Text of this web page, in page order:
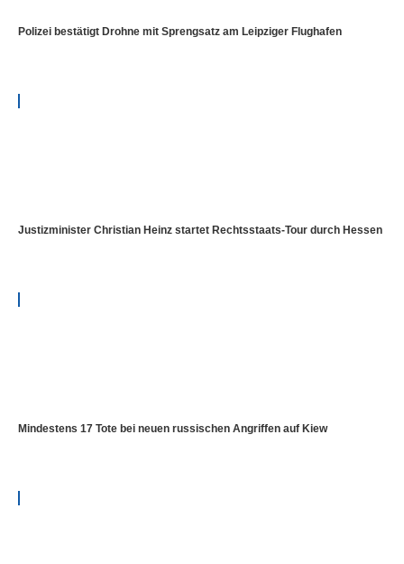
Polizei bestätigt Drohne mit Sprengsatz am Leipziger Flughafen
Justizminister Christian Heinz startet Rechtsstaats-Tour durch Hessen
Mindestens 17 Tote bei neuen russischen Angriffen auf Kiew